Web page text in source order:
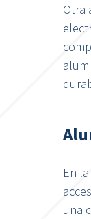
Otra
En
una